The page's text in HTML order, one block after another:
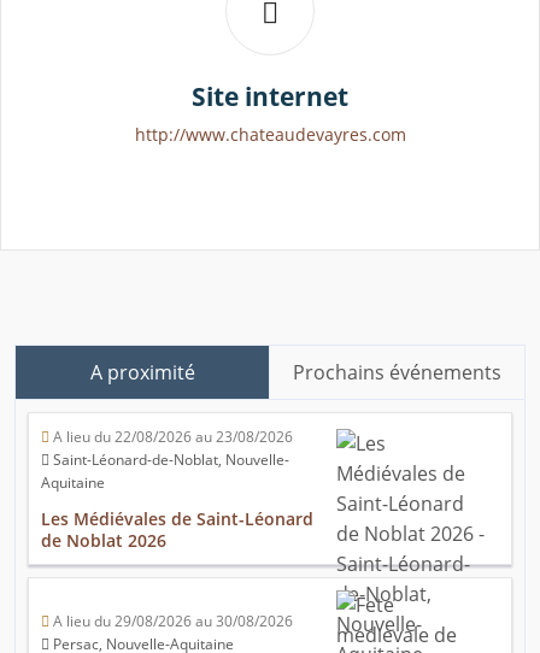
Site internet
http://www.chateaudevayres.com
A proximité Prochains événements
A lieu du 22/08/2026 au 23/08/2026
Saint-Léonard-de-Noblat, Nouvelle-
Aquitaine
Les Médiévales de Saint-Léonard
de Noblat 2026
A lieu du 29/08/2026 au 30/08/2026
Persac, Nouvelle-Aquitaine